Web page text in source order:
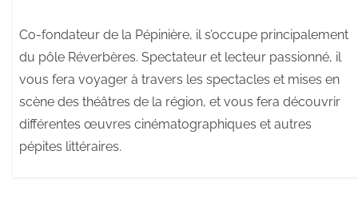
Co-fondateur de la Pépinière, il s’occupe principalement
du pôle Réverbères. Spectateur et lecteur passionné, il
vous fera voyager à travers les spectacles et mises en
scène des théâtres de la région, et vous fera découvrir
différentes œuvres cinématographiques et autres
pépites littéraires.